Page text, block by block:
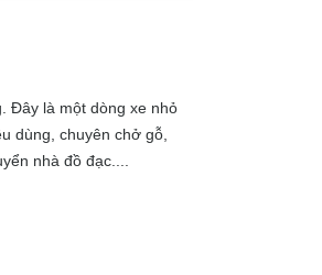
Đây là một dòng xe nhỏ
dùng, chuyên chở gỗ,
nhà đồ đạc....